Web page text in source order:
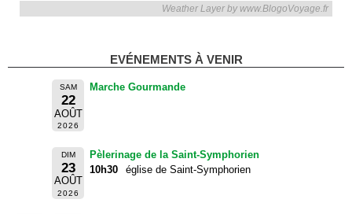
Weather Layer by www.BlogoVoyage.fr
EVÉNEMENTS À VENIR
SAM
22
AOÛT
2026
Marche Gourmande
DIM
23
AOÛT
2026
Pèlerinage de la Saint-Symphorien
10h30
église de Saint-Symphorien